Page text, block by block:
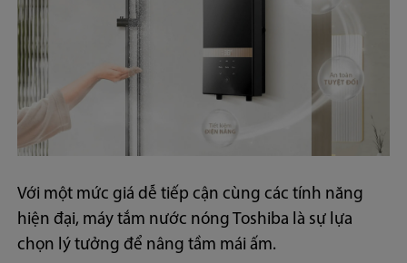
Với một mức giá dễ tiếp cận cùng các tính năng
hiện đại, máy tắm nước nóng Toshiba là sự lựa
chọn lý tưởng để nâng tầm mái ấm.